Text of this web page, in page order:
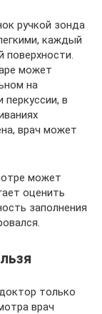
ручкой зонда
каждый
поверхности.
может
на
перкуссии, в
врач может
может
оценить
заполнения
только
врач